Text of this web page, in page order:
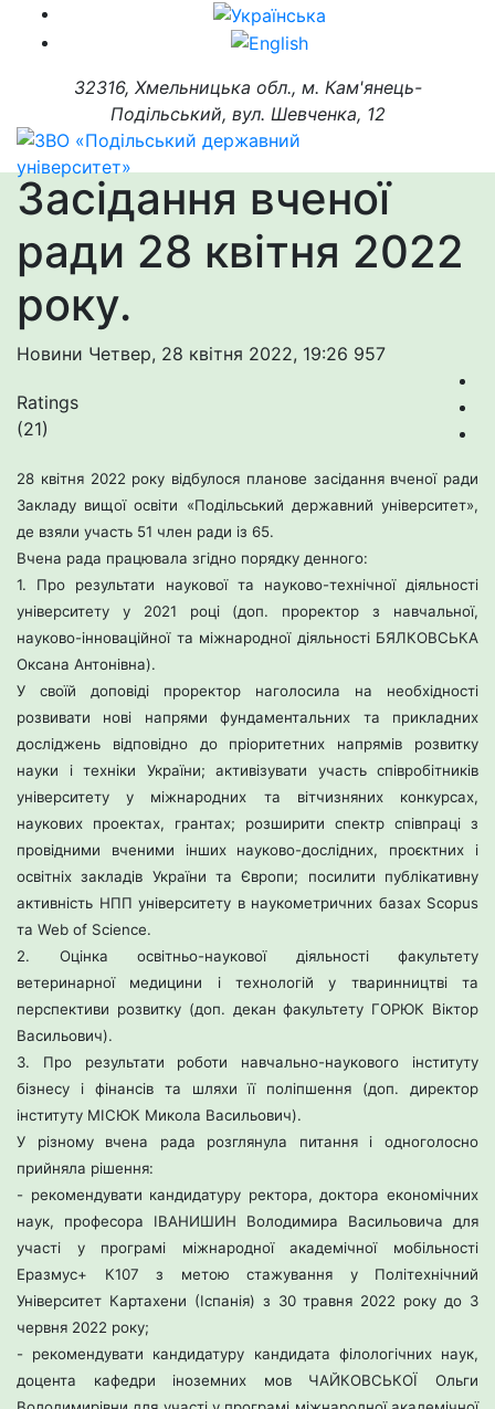
32316, Хмельницька обл., м. Кам'янець-
Подільський, вул. Шевченка, 12
Засідання вченої
ради 28 квітня 2022
року.
Новини Четвер, 28 квітня 2022, 19:26 957
Ratings
(21)
28 квітня 2022 року відбулося планове засідання вченої ради
Закладу вищої освіти «Подільський державний університет»,
де взяли участь 51 член ради із 65.
Вчена рада працювала згідно порядку денного:
1. Про результати наукової та науково-технічної діяльності
університету у 2021 році (доп. проректор з навчальної,
науково-інноваційної та міжнародної діяльності БЯЛКОВСЬКА
Оксана Антонівна).
У своїй доповіді проректор наголосила на необхідності
розвивати нові напрями фундаментальних та прикладних
досліджень відповідно до пріоритетних напрямів розвитку
науки і техніки України; активізувати участь співробітників
університету у міжнародних та вітчизняних конкурсах,
наукових проектах, грантах; розширити спектр співпраці з
провідними вченими інших науково-дослідних, проєктних і
освітніх закладів України таЄвропи; посилити публікативну
активність НПП університету в наукометричних базах Scopus
та Web of Science.
2. Оцінка освітньо-наукової діяльності факультету
ветеринарної медицини і технологій у тваринництві та
перспективи розвитку (доп. деканфакультету ГОРЮК Віктор
Васильович).
3. Про результати роботи навчально-наукового інституту
бізнесу і фінансів та шляхи її поліпшення (доп. директор
інституту МІСЮК Микола Васильович).
У різному вчена рада розглянула питання і одноголосно
прийняла рішення:
- рекомендувати кандидатуру ректора, доктора економічних
наук, професора ІВАНИШИН Володимира Васильовича для
участі у програмі міжнародної академічної мобільності
Еразмус+ К107 з метою стажування у Політехнічний
Університет Картахени (Іспанія) з 30 травня 2022 року до 3
червня 2022 року;
- рекомендувати кандидатуру кандидата філологічних наук,
доцента кафедри іноземних мов ЧАЙКОВСЬКОЇ Ольги